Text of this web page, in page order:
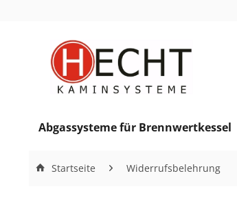
Abgassysteme für Brennwertkessel
Startseite Widerrufsbelehrung